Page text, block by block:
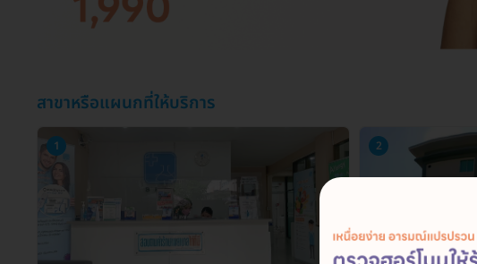
สาขาหรือแผนกที่ให้บริการ
1 2